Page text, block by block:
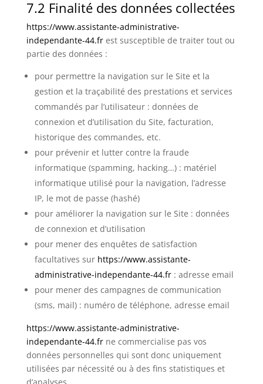
7.2 Finalité des données collectées
https://www.assistante-administrative-
independante-44.frest susceptible de traiter tout ou
partie des données :
pour permettre la navigation sur le Site et la
gestion et la traçabilité des prestations et services
commandés par l’utilisateur : données de
connexion et d’utilisation du Site, facturation,
historique des commandes, etc.
pour prévenir et lutter contre la fraude
informatique (spamming, hacking…) : matériel
informatique utilisé pour la navigation, l’adresse
IP, le mot de passe (hashé)
pour améliorer la navigation sur le Site : données
de connexion et d’utilisation
pour mener des enquêtes de satisfaction
facultatives sur https://www.assistante-
administrative-independante-44.fr: adresse email
pour mener des campagnes de communication
(sms, mail) : numéro de téléphone, adresse email
https://www.assistante-administrative-
independante-44.frne commercialise pas vos
données personnelles qui sont donc uniquement
utilisées par nécessité ou à des fins statistiques et